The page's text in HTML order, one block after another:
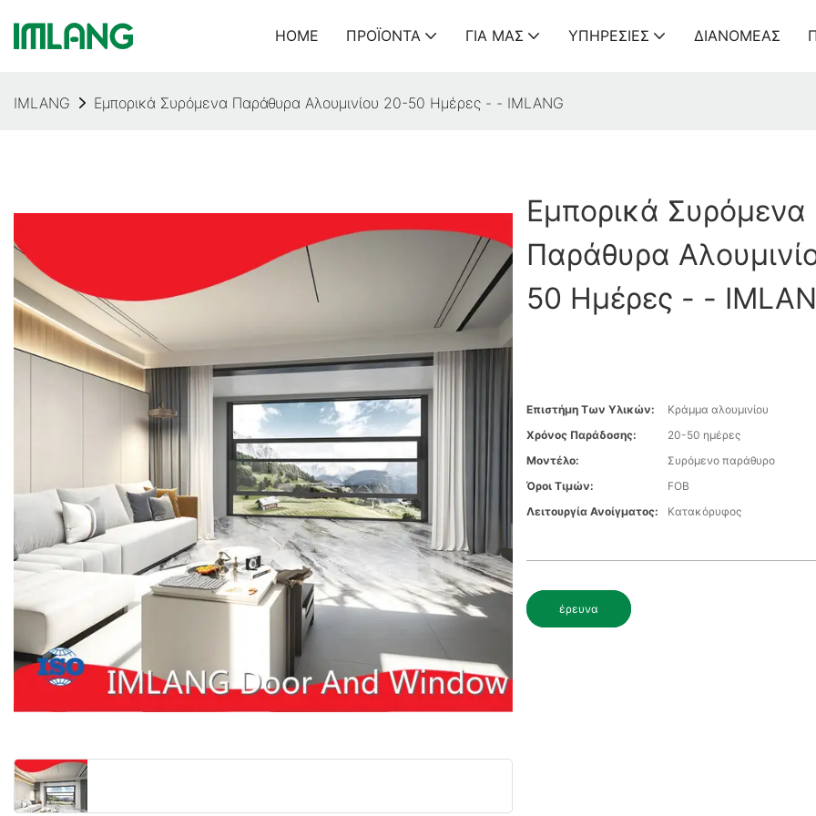
HOME ΠΡΟΪΌΝΤΑ ΓΙΑ ΜΑΣ ΥΠΗΡΕΣΊΕΣ ΔΙΑΝΟΜΈΑΣ
IMLANG Εμπορικά Συρόμενα Παράθυρα Αλουμινίου 20-50 Ημέρες - - IMLANG
Εμπορικά Συρόμενα
Παράθυρα
50 Ημέρες - -
Επιστήμη Των Υλικών:
Κράμμα αλουμινίου
Χρόνος Παράδοσης:
20-50 ημέρες
Μοντέλο:
Συρόμενο παράθυρο
Όροι Τιμών:
FOB
Λειτουργία Ανοίγματος:
Κατακόρυφος
έρευνα